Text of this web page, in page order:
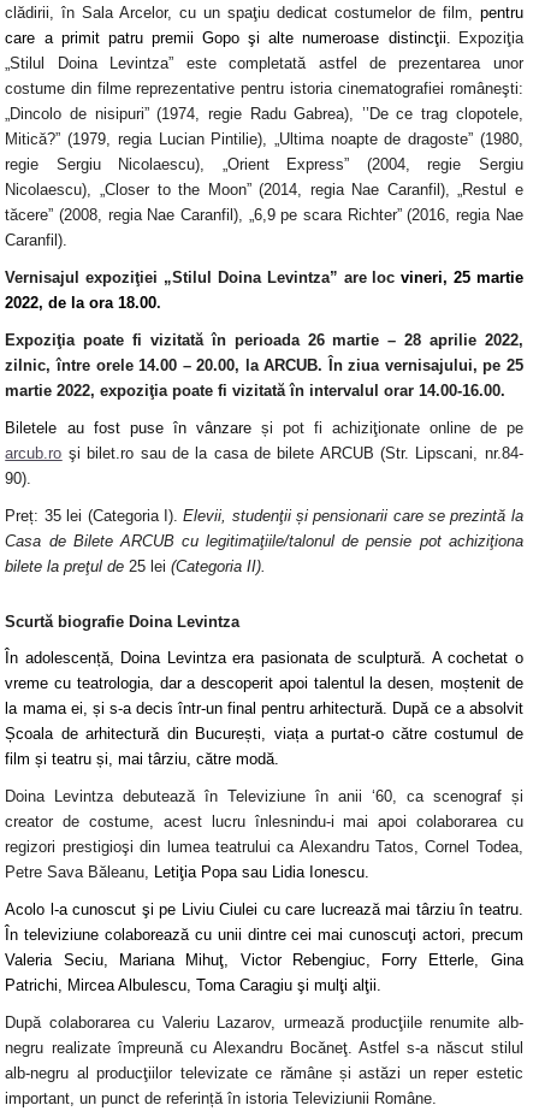
clădirii, înSala Arcelor, cu unspaţiu dedicat costumelor de film, pentru
care a primit patru premii Gopo şi alte numeroase distincţii. Expoziţia
„Stilul Doina Levintza” este completată astfel de prezentarea unor
costume din filme reprezentative pentru istoria cinematografiei româneşti:
„Dincolo de nisipuri” (1974, regie Radu Gabrea), ’’De ce trag clopotele,
Mitică?” (1979, regia Lucian Pintilie), „Ultima noapte de dragoste” (1980,
regie Sergiu Nicolaescu), „Orient Express” (2004, regie Sergiu
Nicolaescu), „Closer to the Moon” (2014, regia Nae Caranfil), „Restul e
tăcere” (2008, regia Nae Caranfil), „6,9 pe scara Richter” (2016, regia Nae
Caranfil).
Vernisajul expoziţiei „Stilul Doina Levintza” are locvineri, 25 martie
2022, de laora 18.00.
Expoziţia poate fi vizitată în perioada 26 martie – 28 aprilie 2022,
zilnic, între orele 14.00 – 20.00, la ARCUB. În ziua vernisajului, pe 25
martie 2022, expoziţia poate fi vizitată în intervalul orar14.00-16.00.
Biletele au fost puse în vânzare și pot fi achiziţionate online de pe
arcub.ro şi bilet.ro sau de la casa de bilete ARCUB (Str. Lipscani, nr.84-
90).
Preț: 35 lei (Categoria I).Elevii, studenţii și pensionarii care se prezintă la
Casa de Bilete ARCUB cu legitimaţiile/talonul de pensie pot achiziţiona
bilete la preţul de 25 lei (Categoria II).
Scurtă biografie Doina Levintza
În adolescență, Doina Levintza era pasionata de sculptură. A cochetat o
vreme cu teatrologia, dar a descoperit apoi talentul la desen, moștenit de
la mama ei, și s-a decis într-un final pentru arhitectură. După ce a absolvit
Școala de arhitectură din București, viața a purtat-o către costumul de
film și teatru și, mai târziu, către modă.
Doina Levintza debutează în Televiziune în anii ‘60, ca scenograf și
creator de costume, acest lucru înlesnindu-i mai apoi colaborarea cu
regizori prestigioşi din lumea teatrului ca Alexandru Tatos, Cornel Todea,
Petre Sava Băleanu, Letiţia Popa sau Lidia Ionescu.
Acolo l-a cunoscut şi pe Liviu Ciulei cu care lucrează mai târziu în teatru.
În televiziune colaborează cu unii dintre cei mai cunoscuţi actori, precum
Valeria Seciu, Mariana Mihuţ, Victor Rebengiuc, Forry Etterle, Gina
Patrichi, Mircea Albulescu, Toma Caragiu şi mulţi alţii.
După colaborarea cu Valeriu Lazarov, urmează producţiile renumite alb-
negru realizate împreună cu Alexandru Bocăneţ. Astfel s-a născut stilul
alb-negru al producţiilor televizate ce rămâne și astăzi un reper estetic
important, un punct de referință în istoria Televiziunii Române.